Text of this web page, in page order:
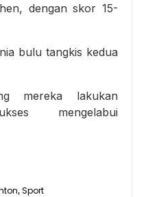
dengan skor 15-
bulu tangkis kedua
mereka lakukan
mengelabui
, Sport